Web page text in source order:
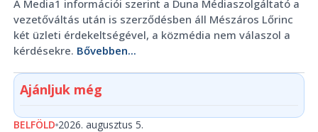
A Media1 információi szerint a Duna Médiaszolgáltató a
vezetőváltás után is szerződésben áll Mészáros Lőrinc
két üzleti érdekeltségével, a közmédia nem válaszol a
kérdésekre. Bővebben...
Ajánljuk még
BELFÖLD 2026. augusztus 5.